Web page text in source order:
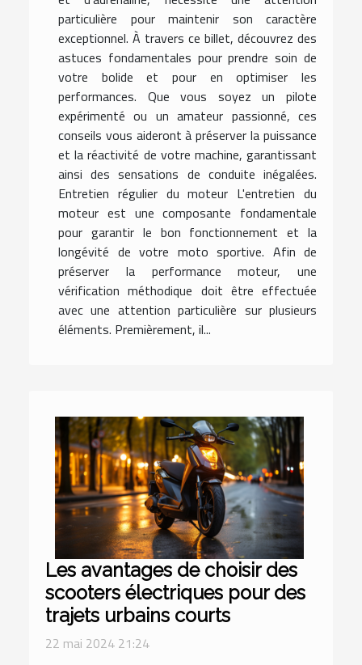
particulière pour maintenir son caractère
exceptionnel. À travers ce billet, découvrez des
astuces fondamentales pour prendre soin de
votre bolide et pour en optimiser les
performances. Que vous soyez un pilote
expérimenté ou un amateur passionné, ces
conseils vous aideront à préserver la puissance
et la réactivité de votre machine, garantissant
ainsi des sensations de conduite inégalées.
Entretien régulier du moteur L'entretien du
moteur est une composante fondamentale
pour garantir le bon fonctionnement et la
longévité de votre moto sportive. Afin de
préserver la performance moteur, une
vérification méthodique doit être effectuée
avec une attention particulière sur plusieurs
éléments. Premièrement, il...
Les avantages de choisir des
scooters électriques pour des
trajets urbains courts
22 mai 2024 21:24